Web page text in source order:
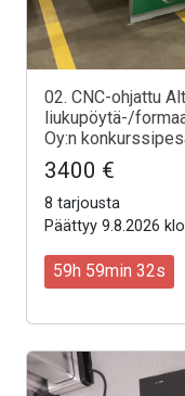
02. CNC-ohjattu
liukupöytä-/
Oy:n
3400 €
8 tarjousta
Päättyy 9.8.2026
59h 59min 30s